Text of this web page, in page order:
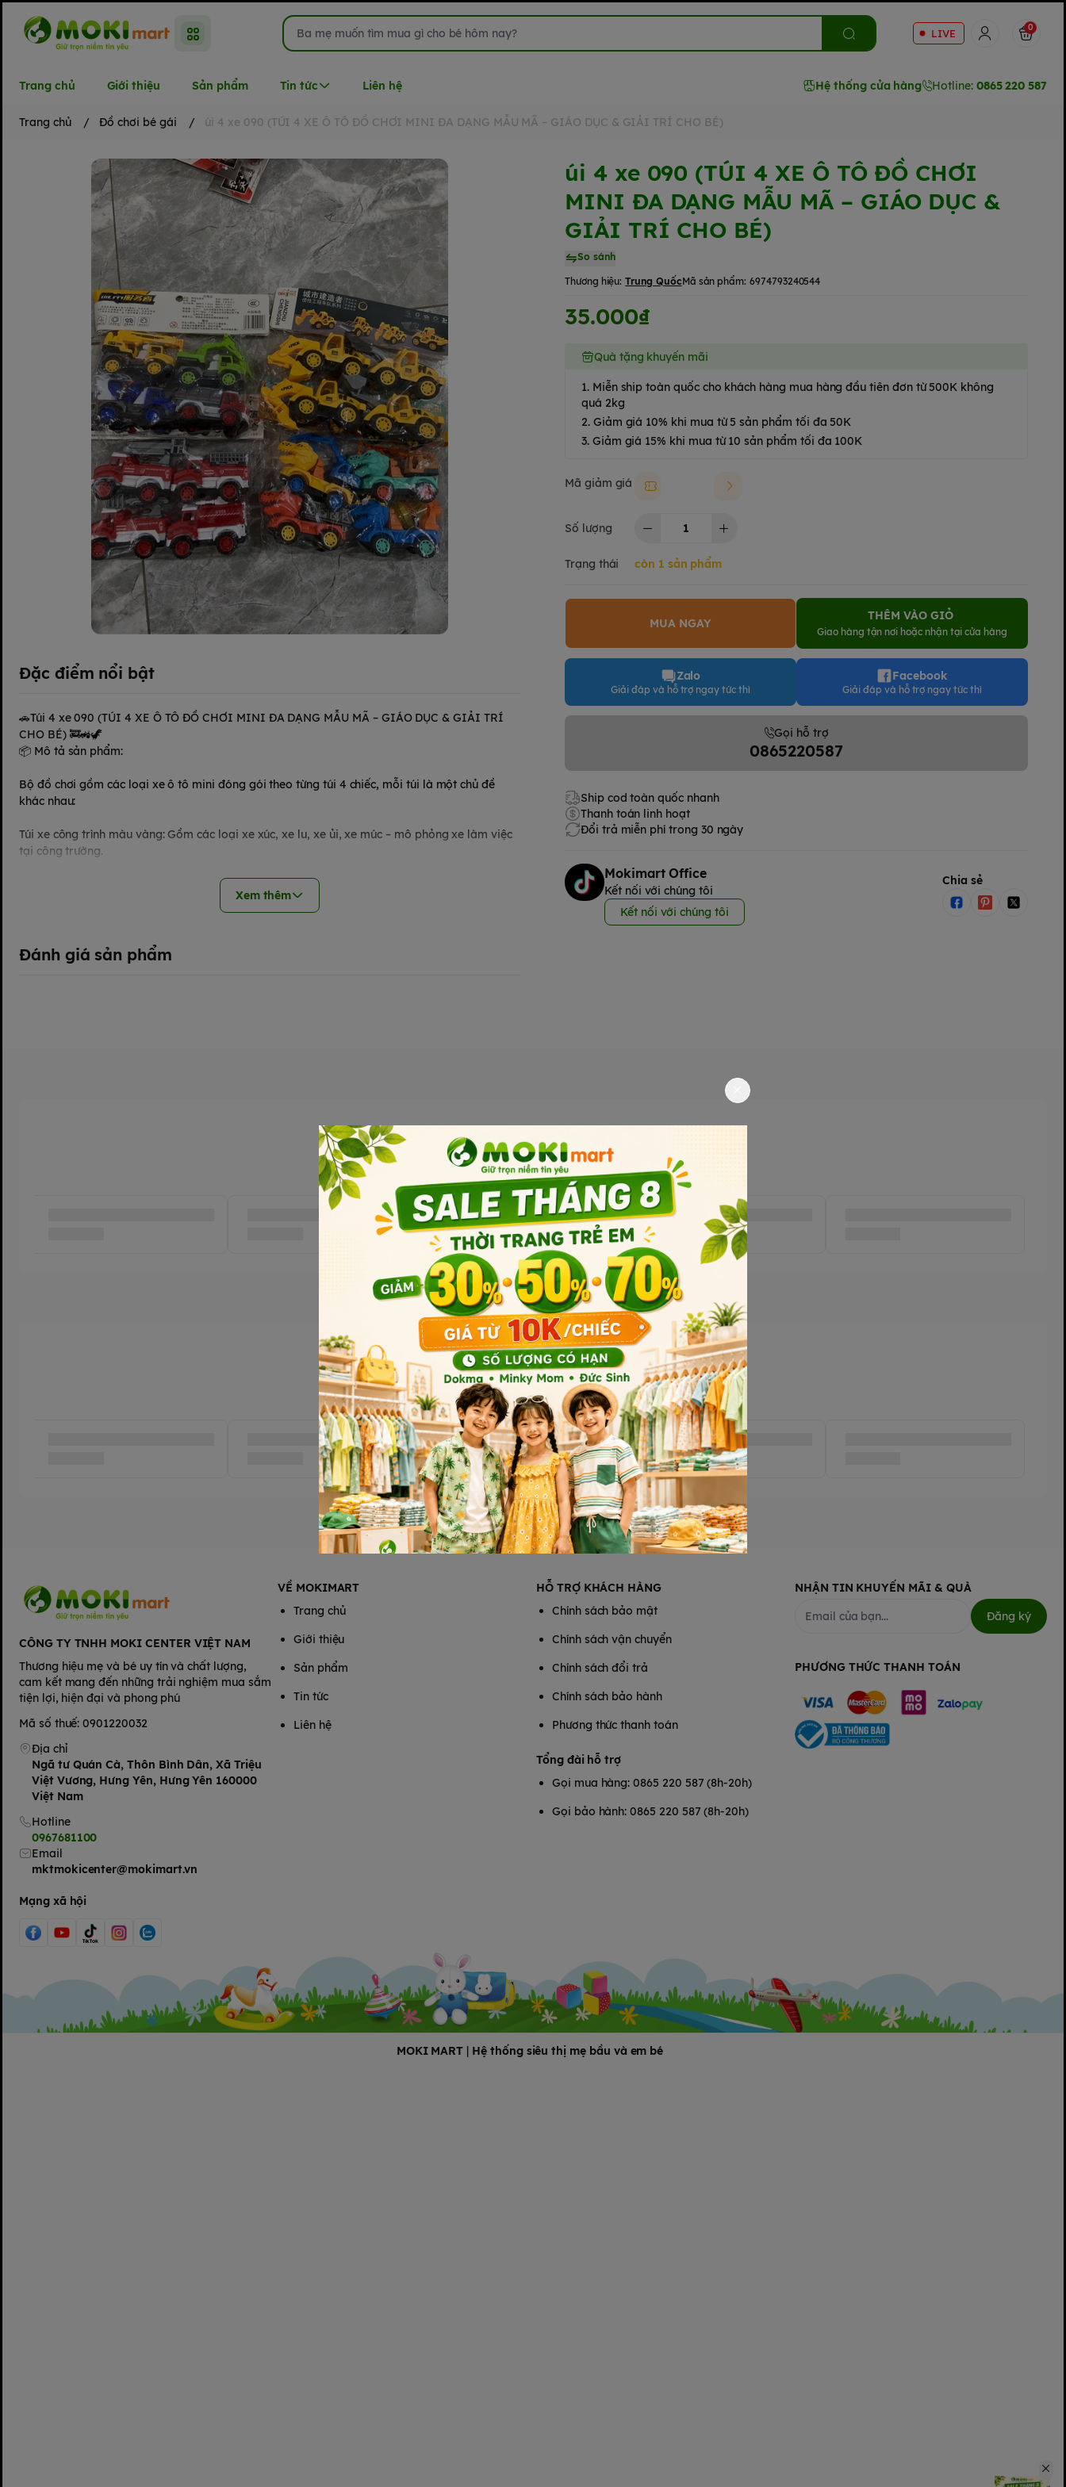
LIVE 0
Trang chủ Giới thiệu Sản phẩm Tin tức Liên hệ Hệ thống cửa hàng Hotline: 0865 220 587
Trang chủ / Đồ chơi bé gái / úi 4 xe 090 (TÚI 4 XE Ô TÔ ĐỒ CHƠI MINI ĐA DẠNG MẪU MÃ – GIÁO DỤC & GIẢI TRÍ CHO BÉ)
úi 4 xe 090 (TÚI 4 XE Ô TÔ ĐỒ CHƠI
MINI ĐA DẠNG MẪU MÃ – GIÁO DỤC &
GIẢI TRÍ CHO BÉ)
So sánh
Thương hiệu: Trung QuốcMã sản phẩm: 6974793240544
35.000₫
Quà tặng khuyến mãi
1. Miễn ship toàn quốc cho khách hàng mua hàng đầu tiên đơn từ 500K không
quá 2kg
2. Giảm giá 10% khi mua từ 5 sản phẩm tối đa 50K
3. Giảm giá 15% khi mua từ 10 sản phẩm tối đa 100K
Mã giảm giá Moki50k
Số lượng
Trạng thái còn 1 sản phẩm
MUA NGAY
THÊM VÀO GIỎ
Giao hàng tận nơi hoặc nhận tại cửa hàng
Zalo
Giải đáp và hỗ trợ ngay tức thì
Facebook
Giải đáp và hỗ trợ ngay tức thì
Gọi hỗ trợ
0865220587
Ship cod toàn quốc nhanh
Thanh toán linh hoạt
Đổi trả miễn phí trong 30 ngày
Mokimart Office
Kết nối với chúng tôi
Kết nối với chúng tôi
Chia sẻ
Đặc điểm nổi bật
🚗Túi 4 xe 090 (TÚI 4 XE Ô TÔ ĐỒ CHƠI MINI ĐA DẠNG MẪU MÃ – GIÁO DỤC & GIẢI TRÍ
CHO BÉ) 🚒🚜🦖
📦 Mô tả sản phẩm:
Bộ đồ chơi gồm các loại xe ô tô mini đóng gói theo từng túi 4 chiếc, mỗi túi là một chủ đề
khác nhau:
Túi xe công trình màu vàng: Gồm các loại xe xúc, xe lu, xe ủi, xe múc – mô phỏng xe làm việc
tại công trường.
Túi xe khủng long: Thiết kế xe công trình kết hợp hình dáng khủng long nhiều màu sắc (cam,
Túi xe hỗn hợp: Gồm nhiều loại xe công trình nhỏ và xe vận chuyển (cần cẩu, xe xúc, xe chở
Có thể kết hợp nhiều túi để tạo nên một thành phố thu nhỏ hoặc mô hình công trình sinh động
Dễ dàng chơi cùng bạn bè hoặc người lớn, giúp bé rèn luyện kỹ năng giao tiếp và phối hợp.
Tăng khả năng nhận biết màu sắc, phương tiện giao thông và công việc thực tế.
Phát triển kỹ năng vận động tay – mắt thông qua việc cầm, đẩy, chơi với xe.
📦 Đóng gói: Túi nilon 4 xe như ảnh, gọn nhẹ, dễ mang theo.
👶 Độ tuổi phù hợp: Trẻ từ 2 tuổi trở lên (nên có người lớn giám sát nếu bé nhỏ hơn)
Xem thêm
Đánh giá sản phẩm
Sản phẩm liên quan
Sản phẩm cùng phân khúc
CÔNG TY TNHH MOKI CENTER VIỆT NAM
Thương hiệu mẹ và bé uy tín và chất lượng,
cam kết mang đến những trải nghiệm mua sắm
tiện lợi, hiện đại và phong phú
Mã số thuế: 0901220032
Địa chỉ
Ngã tư Quán Cà, Thôn Bình Dân, Xã Triệu
Việt Vương, Hưng Yên, Hưng Yên 160000
Việt Nam
Hotline
0967681100
Email
mktmokicenter@mokimart.vn
Mạng xã hội
VỀ MOKIMART
Trang chủ
Giới thiệu
Sản phẩm
Tin tức
Liên hệ
HỖ TRỢ KHÁCH HÀNG
Chính sách bảo mật
Chính sách vận chuyển
Chính sách đổi trả
Chính sách bảo hành
Phương thức thanh toán
Tổng đài hỗ trợ
Gọi mua hàng: 0865 220 587 (8h-20h)
Gọi bảo hành: 0865 220 587 (8h-20h)
NHẬN TIN KHUYẾN MÃI & QUÀ
Đăng ký
PHƯƠNG THỨC THANH TOÁN
MOKI MART | Hệ thống siêu thị mẹ bầu và em bé